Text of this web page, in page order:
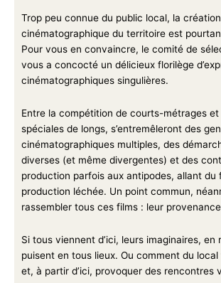
Trop peu connue du public local, la création
cinématographique du territoire est
Pour vous en convaincre, le comité de
vous a concocté un délicieux florilège
cinématographiques singulières.
Entre la compétition de courts-métrages
spéciales de longs, s’entremêleront des
cinématographiques multiples, des
diverses (et même divergentes) et des
production parfois aux antipodes, allant du
production léchée. Un point commun,
rassembler tous ces films : leur
Si tous viennent d’ici, leurs imaginaires, en
puisent en tous lieux. Ou comment du
et, à partir d’ici, provoquer des rencontres